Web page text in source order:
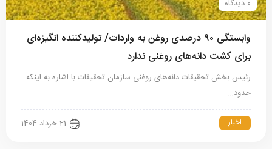
0 دیدگاه
وابستگی ۹۰ درصدی روغن به واردات/ تولیدکننده انگیزه‌ای
برای کشت دانه‌های روغنی ندارد
رئیس بخش تحقیقات دانه‌های روغنی سازمان تحقیقات با اشاره به اینکه
حدود…
اخبار 21 خرداد 1404